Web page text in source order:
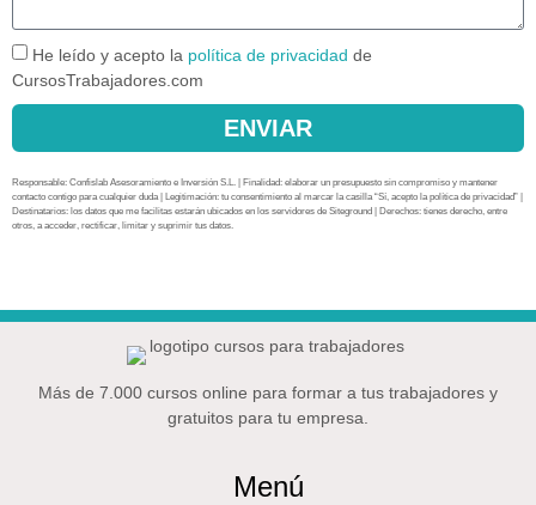
He leído y acepto la política de privacidad de
CursosTrabajadores.com
ENVIAR
Responsable: Confislab Asesoramiento e Inversión S.L. | Finalidad: elaborar un presupuesto sin compromiso y mantener
contacto contigo para cualquier duda | Legitimación: tu consentimiento al marcar la casilla “Sí, acepto la política de privacidad” |
Destinatarios: los datos que me facilitas estarán ubicados en los servidores de Siteground | Derechos: tienes derecho, entre
otros, a acceder, rectificar, limitar y suprimir tus datos.
Más de 7.000 cursos online para formar a tus trabajadores y
gratuitos para tu empresa.
Menú